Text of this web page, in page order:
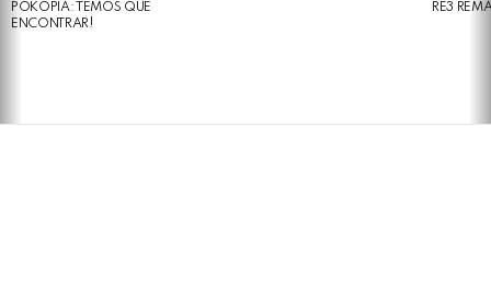
POKOPIA: TEMOS QUE
ENCONTRAR!
RE3